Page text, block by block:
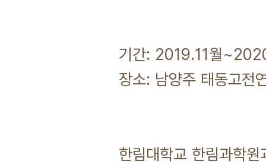
기간: 2019.11월
장소: 남양주 태동고전
한림대학교 한림과학